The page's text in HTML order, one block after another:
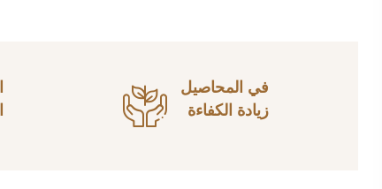
في المحاصيل
زيادة الكفاءة